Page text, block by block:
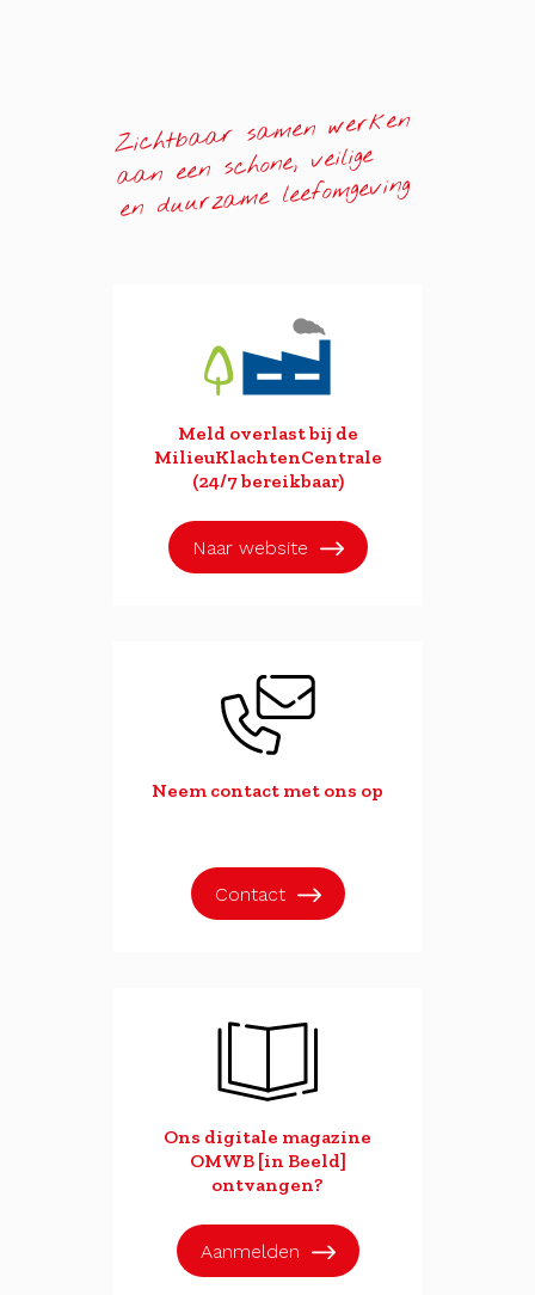
Zichtbaar samen werken
aan een schone, veilige
en duurzame leefomgeving
Meld overlast bij de
MilieuKlachtenCentrale
(24/7 bereikbaar)
Naar website
Neem contact met ons op
Contact
Ons digitale magazine
OMWB [in Beeld]
ontvangen?
Aanmelden